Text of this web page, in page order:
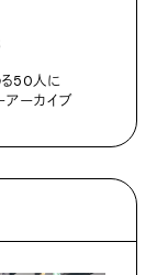
る50人に
アーカイブ